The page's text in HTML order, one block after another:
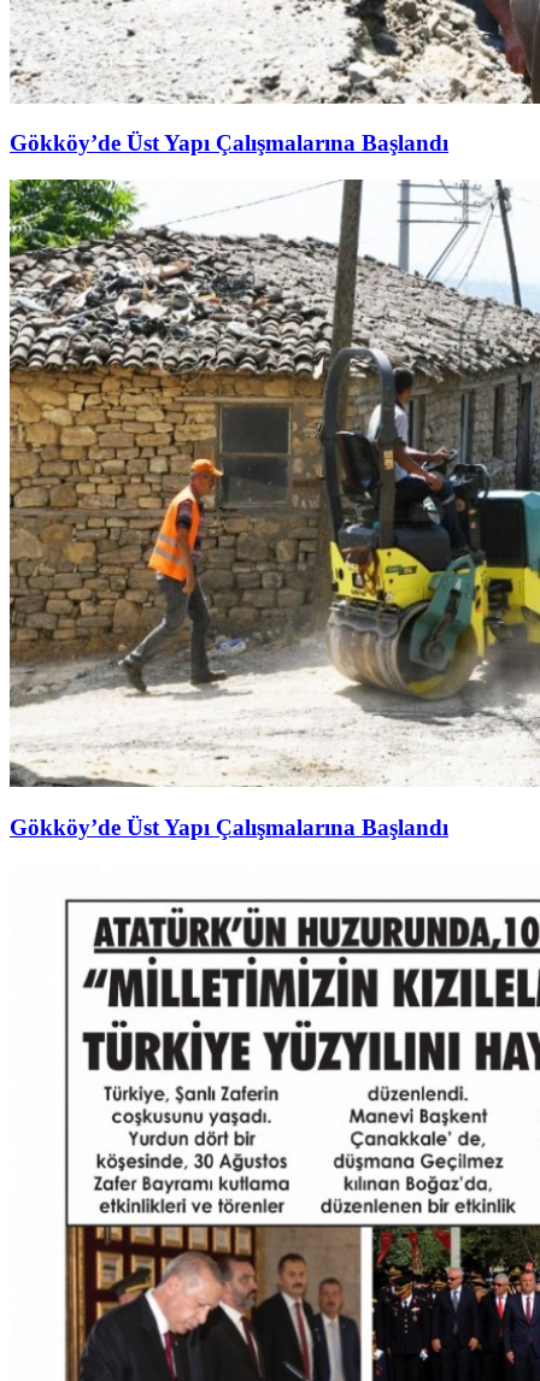
Gökköy’de Üst Yapı Çalışmalarına Başlandı
Gökköy’de Üst Yapı Çalışmalarına Başlandı